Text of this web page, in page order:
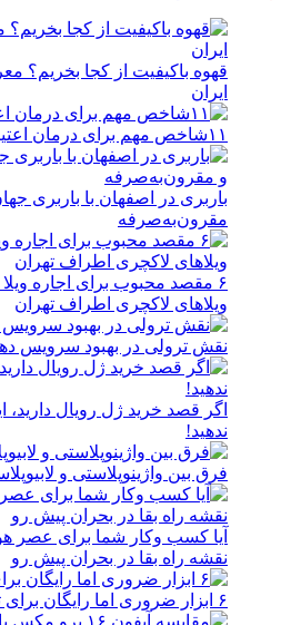
ایران
۱۱شاخص مهم برای درمان اعتیاد با کیفیت بالا
باربری در اصفهان با باربری
مقرون‌به‌صرفه
۶ مقصد محبوب برای اجاره ویلا
ویلاهای لاکچری اطراف تهران
نقش ترولی در بهبود سرویس
اگر قصد خرید ژل رویال
ندهید!
فرق بین واژینوپلاستی و
آیا کسب وکار شما برای
نقشه راه بقا در بحران پیش رو
۶ ابزار ضروری اما رایگان برای ترید موفق در فارکس